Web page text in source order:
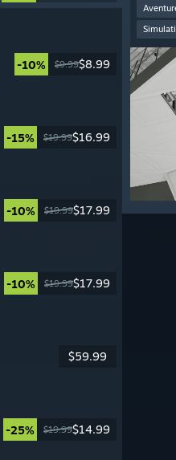
-10% $9.99$8.99
-15% $19.99$16.99
-10% $19.99$17.99
-10% $19.99$17.99
$59.99
-25% $19.99$14.99